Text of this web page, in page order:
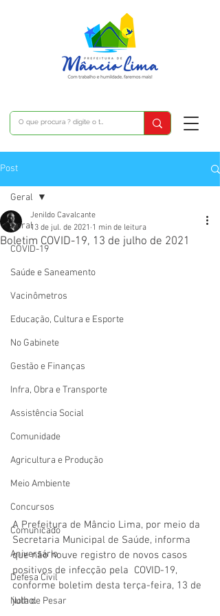
Post
Geral
COVID-19
Saúde e Saneamento
Vacinômetros
Educação, Cultura e Esporte
No Gabinete
Gestão e Finanças
Infra, Obra e Transporte
Assistência Social
Comunidade
Agricultura e Produção
Meio Ambiente
Concursos
Comunicado
Aniversário
Defesa Civil
Nota de Pesar
Geral
Boletim COVID-19, 13 de julho de 2021
Jenildo Cavalcante
13 de jul. de 2021 1 min de leitura
A Prefeitura de Mâncio Lima, por meio da
Secretaria Municipal de Saúde, informa
que não houve registro de novos casos
positivos de infecção pela  COVID-19,
conforme boletim desta terça-feira, 13 de
julho.